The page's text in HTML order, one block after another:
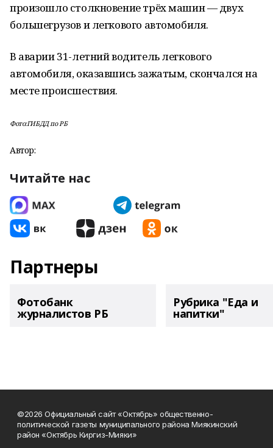
произошло столкновение трёх машин — двух
большегрузов и легкового автомобиля.
В аварии 31-летний водитель легкового
автомобиля, оказавшись зажатым, скончался на
месте происшествия.
Фото:ГИБДД по РБ
Автор:
Читайте нас
Партнеры
Фотобанк
журналистов РБ
Рубрика "Еда и
напитки"
©2026 Официальный сайт «Октябрь» общественно-
политической газеты муниципального района Миякинский
район «Октябрь Киргиз-Мияки»